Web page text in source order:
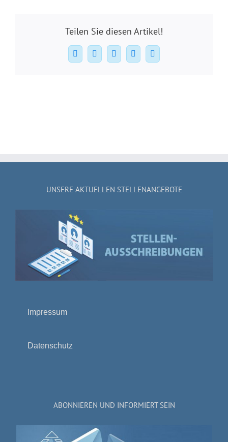
Teilen Sie diesen Artikel!
Facebook
X WhatsAppPinterest
E-
Mail
UNSERE AKTUELLEN STELLENANGEBOTE
Impressum
Datenschutz
ABONNIEREN UND INFORMIERT SEIN